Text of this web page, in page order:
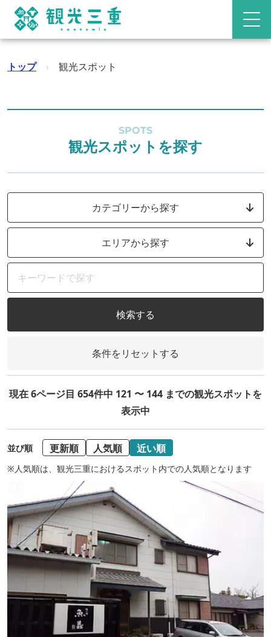
トップ › 観光スポット
SPOTS
観光スポットを探す
カテゴリーから探す
エリアから探す
検索する
条件をリセットする
現在 6ページ目 654件中 121 〜 144 までの観光スポットを
表示中
並び順 更新順 人気順 近い順
※人気順は、観光三重におけるスポット内での人気順となります